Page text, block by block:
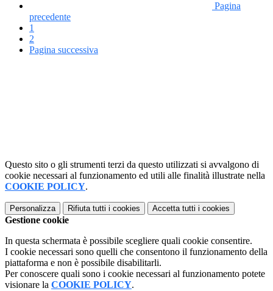
Pagina
precedente
1
2
Pagina successiva
Questo sito o gli strumenti terzi da questo utilizzati si avvalgono di
cookie necessari al funzionamento ed utili alle finalità illustrate nella
COOKIE POLICY.
Personalizza Rifiuta tutti i cookies Accetta tutti i cookies
Gestione cookie
In questa schermata è possibile scegliere quali cookie consentire.
I cookie necessari sono quelli che consentono il funzionamento della
piattaforma e non è possibile disabilitarli.
Per conoscere quali sono i cookie necessari al funzionamento potete
visionare la COOKIE POLICY.